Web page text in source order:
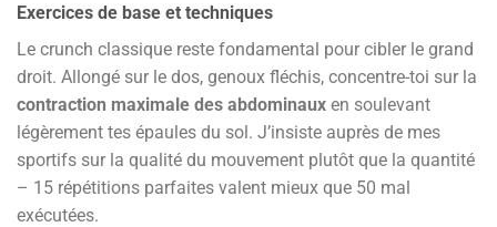
Exercices de base et techniques
Le crunch classique reste fondamental pour cibler le grand
droit. Allongé sur le dos, genoux fléchis, concentre-toi sur la
contraction maximale des abdominaux en soulevant
légèrement tes épaules du sol. J’insiste auprès de mes
sportifs sur la qualité du mouvement plutôt que la quantité
– 15 répétitions parfaites valent mieux que 50 mal
exécutées.